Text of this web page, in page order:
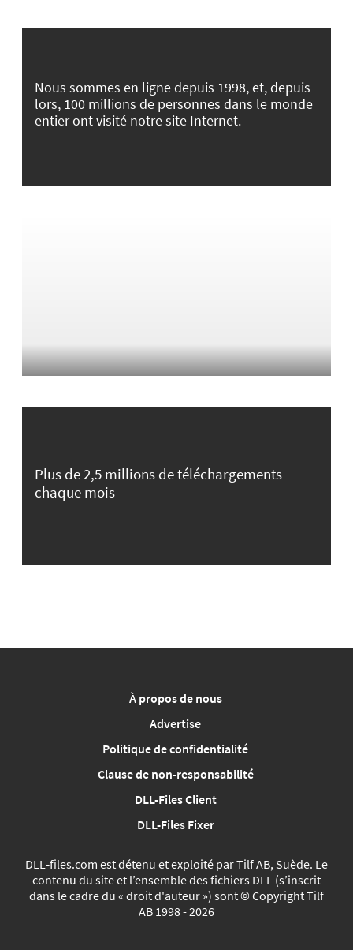
Nous sommes en ligne depuis 1998, et, depuis
lors, 100 millions de personnes dans le monde
entier ont visité notre site Internet.
Plus de 2,5 millions de téléchargements
chaque mois
À propos de nous
Advertise
Politique de confidentialité
Clause de non-responsabilité
DLL-Files Client
DLL-Files Fixer
DLL‑files.com est détenu et exploité par Tilf AB, Suède. Le
contenu du site et l’ensemble des fichiers DLL (s’inscrit
dans le cadre du « droit d'auteur ») sont © Copyright Tilf
AB 1998 - 2026